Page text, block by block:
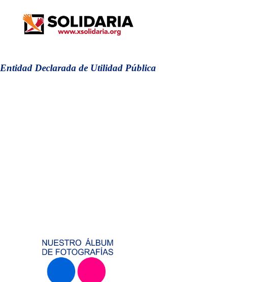
Entidad Declarada de Utilidad Pública